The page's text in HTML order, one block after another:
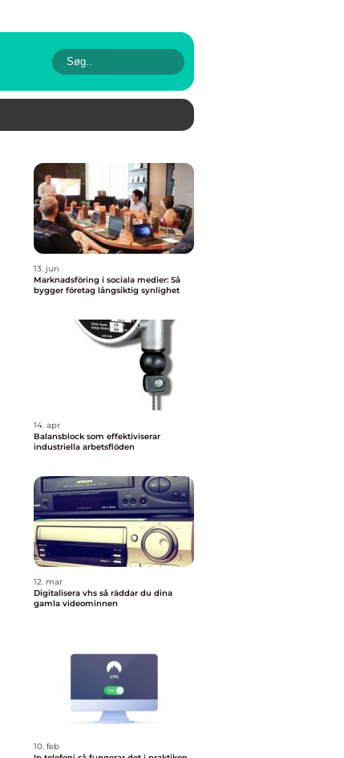
13. jun
Marknadsföring i sociala medier: Så
bygger företag långsiktig synlighet
14. apr
Balansblock som effektiviserar
industriella arbetsflöden
12. mar
Digitalisera vhs så räddar du dina
gamla videominnen
10. feb